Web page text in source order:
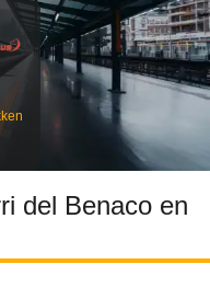
del Benaco en